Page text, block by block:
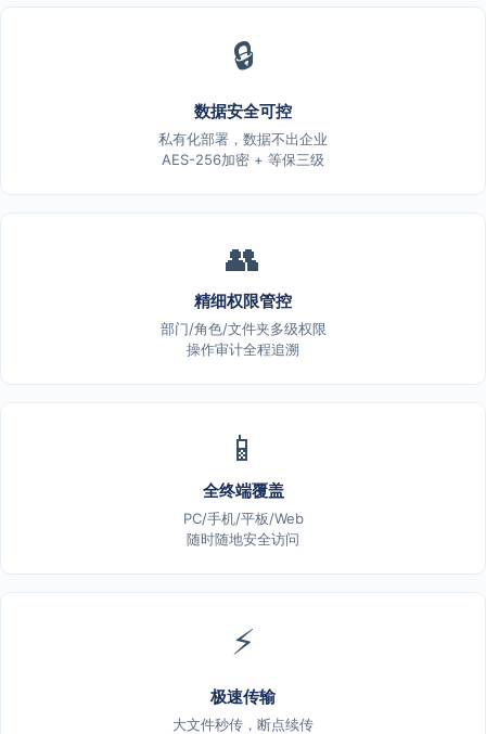
🔒
数据安全可控
私有化部署，数据不出企业
AES-256加密 + 等保三级
👥
精细权限管控
部门/角色/文件夹多级权限
操作审计全程追溯
📱
全终端覆盖
PC/手机/平板/Web
随时随地安全访问
⚡
极速传输
大文件秒传，断点续传